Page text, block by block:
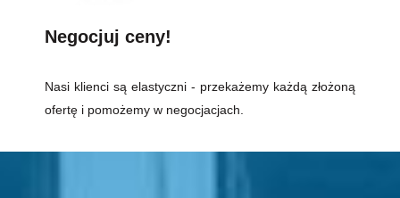
Negocjuj ceny!
Nasi klienci są elastyczni - przekażemy każdą złożoną
ofertę i pomożemy w negocjacjach.